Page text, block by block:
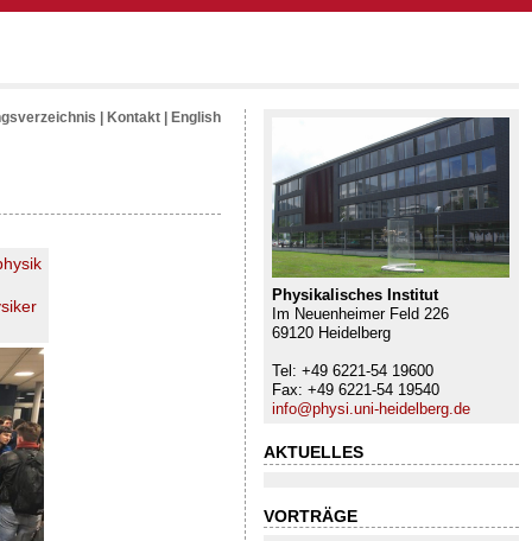
Physikalisches Institut
Im Neuenheimer Feld 226
69120 Heidelberg
Tel: +49 6221-54 19600
Fax: +49 6221-54 19540
info@physi.uni-heidelberg.de
AKTUELLES
VORTRÄGE
Kontakt English